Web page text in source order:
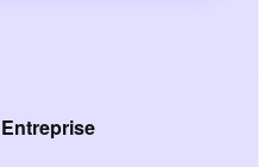
Entreprise